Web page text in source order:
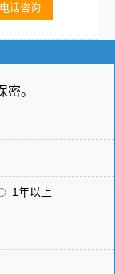
电话咨询
。
1年以上